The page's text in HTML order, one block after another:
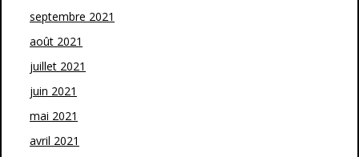
septembre 2021
août 2021
juillet 2021
juin 2021
mai 2021
avril 2021